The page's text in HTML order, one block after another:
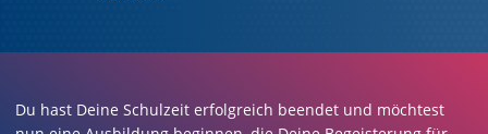
Du hast Deine Schulzeit erfolgreich beendet und möchtest